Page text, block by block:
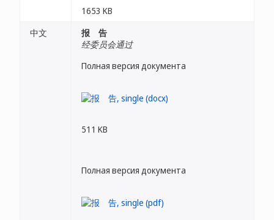
1653 KB
中文
报 告
经委员会通过
Полная версия документа
511 KB
Полная версия документа